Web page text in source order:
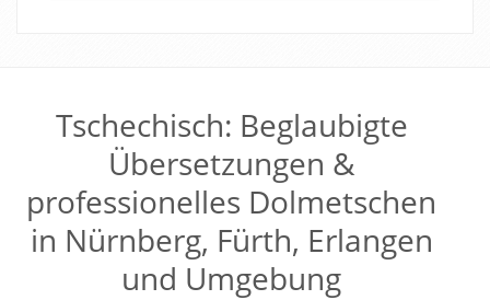
Tschechisch: Beglaubigte
Übersetzungen &
professionelles Dolmetschen
in Nürnberg, Fürth, Erlangen
und Umgebung